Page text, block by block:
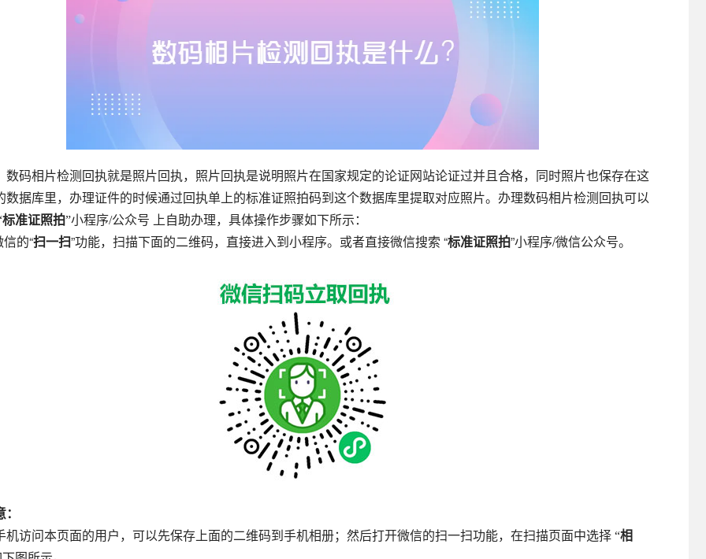
数码相片检测回执就是照片回执，照片回执是说明照片在国家规定的论证网站论证过并且合格，同时照片也保存在这
数据库里，办理证件的时候通过回执单上的标准证照拍码到这个数据库里提取对应照片。办理数码相片检测回执可以
标准证照拍”小程序/公众号 上自助办理，具体操作步骤如下所示：
的“扫一扫”功能，扫描下面的二维码，直接进入到小程序。或者直接微信搜索 “标准证照拍”小程序/微信公众号。
机访问本页面的用户，可以先保存上面的二维码到手机相册；然后打开微信的扫一扫功能，在扫描页面中选择 “相